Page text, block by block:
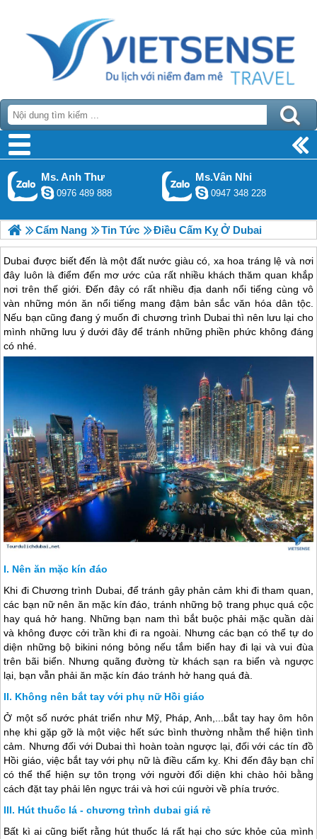
Ms. Anh Thư
0976 489 888
Ms.Vân Nhi
0947 348 228
Cẩm Nang Tin Tức Điều Cấm Kỵ Ở Dubai
Dubai được biết đến là một đất nước giàu có, xa hoa tráng lệ và nơi
đây luôn là điểm đến mơ ước của rất nhiều khách thăm quan khắp
nơi trên thế giới. Đến đây có rất nhiều địa danh nổi tiếng cùng vô
vàn những món ăn nổi tiếng mang đậm bản sắc văn hóa dân tộc.
Nếu bạn cũng đang ý muốn đi chương trình Dubai thì nên lưu lại cho
mình những lưu ý dưới đây để tránh những phiền phức không đáng
có nhé.
Nên ăn mặc kín đáo
Khi đi Chương trình Dubai, để tránh gây phản cảm khi đi tham quan,
các bạn nữ nên ăn mặc kín đáo, tránh những bộ trang phục quá cộc
hay quá hở hang. Những bạn nam thì bắt buộc phải mặc quần dài
và không được cởi trần khi đi ra ngoài. Nhưng các bạn có thể tự do
diện những bộ bikini nóng bỏng nếu tắm biển hay đi lại và vui đùa
trên bãi biển. Nhưng quãng đường từ khách sạn ra biển và ngược
lại, bạn vẫn phải ăn mặc kín đáo tránh hở hang quá đà.
Không nên bắt tay với phụ nữ Hồi giáo
Ở một số nước phát triển như Mỹ, Pháp, Anh,...bắt tay hay ôm hôn
nhẹ khi gặp gỡ là một việc hết sức bình thường nhằm thể hiện tình
cảm. Nhưng đối với Dubaithì hoàn toàn ngược lại, đối với các tín đồ
Hồi giáo, việc bắt tay với phụ nữ là điều cấm kỵ. Khi đến đây bạn chỉ
có thể thể hiện sự tôn trọng với người đối diện khi chào hỏi bằng
cách đặt tay phải lên ngực trái và hơi cúi người về phía trước.
Hút thuốc lá - chương trình dubai giá rẻ
Bất kì ai cũng biết rằng hút thuốc lá rất hại cho sức khỏe của mình